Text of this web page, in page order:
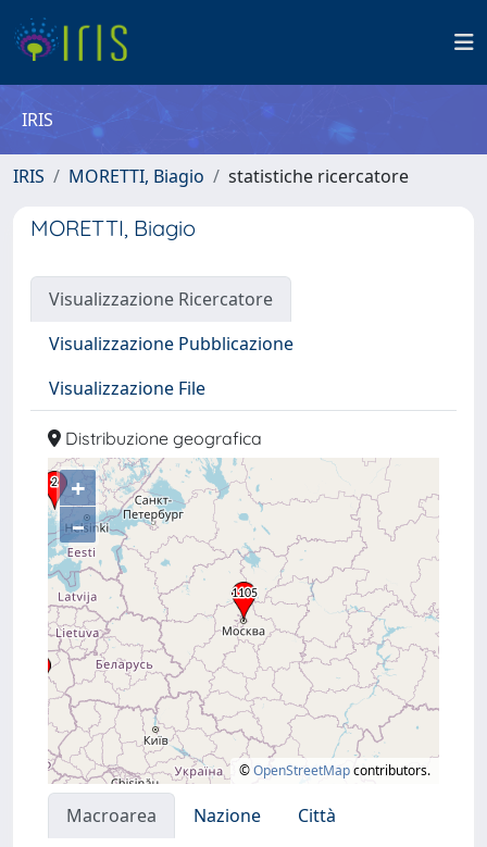
IRIS
IRIS MORETTI, Biagio statistiche ricercatore
MORETTI, Biagio
Visualizzazione Ricercatore
Visualizzazione Pubblicazione
Visualizzazione File
Distribuzione geografica
+
–
©OpenStreetMapcontributors.
Macroarea Nazione
Città